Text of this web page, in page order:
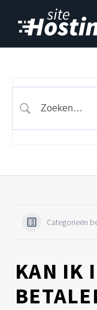
Categorieën
KAN IK